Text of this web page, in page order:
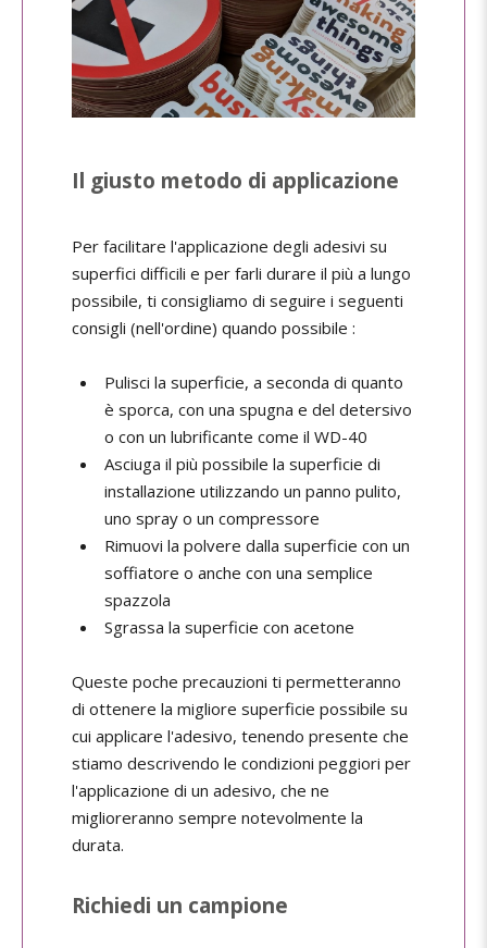
Il giusto metodo di applicazione
Per facilitare l'applicazione degli adesivi su
superfici difficili e per farli durare il più a lungo
possibile, ti consigliamo di seguire i seguenti
consigli (nell'ordine) quando possibile :
Pulisci la superficie, a seconda di quanto
è sporca, con una spugna e del detersivo
o con un lubrificante come il WD-40
Asciuga il più possibile la superficie di
installazione utilizzando un panno pulito,
uno spray o un compressore
Rimuovi la polvere dalla superficie con un
soffiatore o anche con una semplice
spazzola
Sgrassa la superficie con acetone
Queste poche precauzioni ti permetteranno
di ottenere la migliore superficie possibile su
cui applicare l'adesivo, tenendo presente che
stiamo descrivendo le condizioni peggiori per
l'applicazione di un adesivo, che ne
miglioreranno sempre notevolmente la
durata.
Richiedi un campione